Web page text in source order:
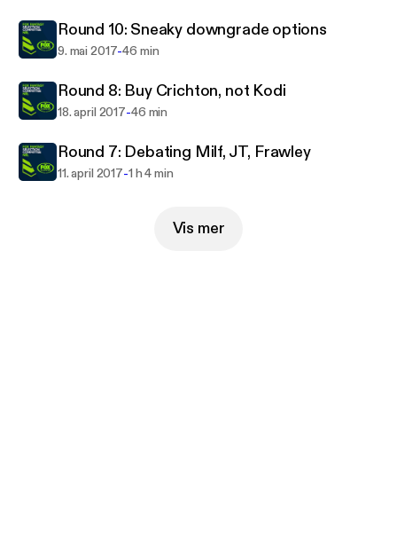
Round 10: Sneaky downgrade options
9. mai 2017-46 min
Round 8: Buy Crichton, not Kodi
18. april 2017-46 min
Round 7: Debating Milf, JT, Frawley
11. april 2017-1 h 4 min
Vis mer